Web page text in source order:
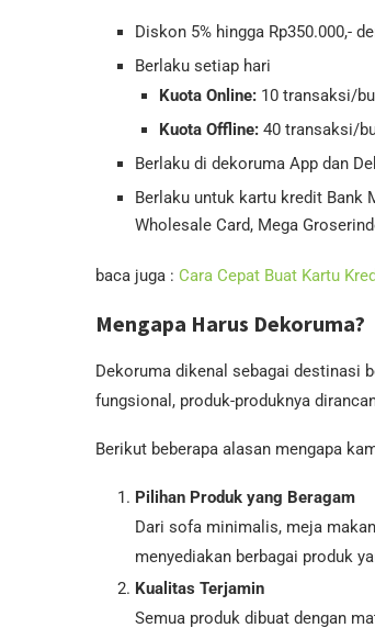
Diskon 5% hingga Rp350.000,-
Berlaku setiap hari
Kuota Online: 10 transaksi/
Kuota Offline: 40 transaksi/
Berlaku di dekoruma App dan
Berlaku untuk kartu kredit Bank
Wholesale Card, Mega
baca juga : Cara Cepat Buat Kartu
Mengapa Harus Dekoruma?
Dekoruma dikenal sebagai destinasi
fungsional, produk-produknya
Berikut beberapa alasan mengapa
Pilihan Produk yang Beragam
Dari sofa minimalis, meja
menyediakan berbagai produk
Kualitas Terjamin
Semua produk dibuat dengan